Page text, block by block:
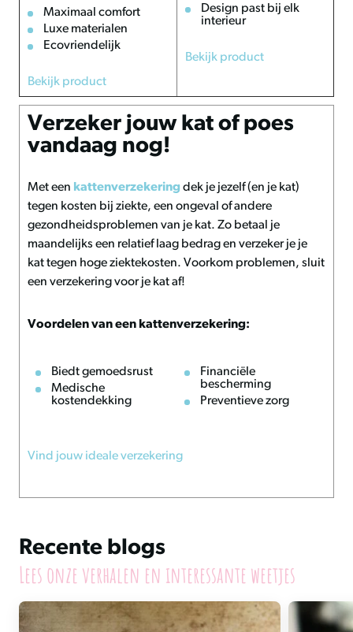
Maximaal comfort
Luxe materialen
Ecovriendelijk
Bekijk product
Design past bij elk
interieur
Bekijk product
Verzeker jouw kat of poes
vandaag nog!
Met een kattenverzekering dek je jezelf (en je kat)
tegen kosten bij ziekte, een ongeval of andere
gezondheidsproblemen van je kat. Zo betaal je
maandelijks een relatief laag bedrag en verzeker je je
kat tegen hoge ziektekosten. Voorkom problemen, sluit
een verzekering voor je kat af!
Voordelen van een kattenverzekering:
Biedt gemoedsrust
Medische
kostendekking
Financiële
bescherming
Preventieve zorg
Vind jouw ideale verzekering
Recente blogs
Lees onze verhalen en interessante weetjes